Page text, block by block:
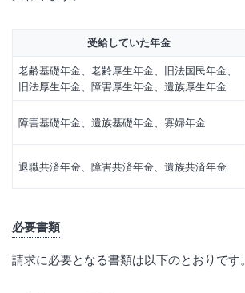
受給していた年金
老齢基礎年金、老齢厚生年金、旧法国民年金、
旧法厚生年金、障害厚生年金、遺族厚生年金
障害基礎年金、遺族基礎年金、寡婦年金
退職共済年金、障害共済年金、遺族共済年金
必要書類
請求に必要となる書類は以下のとおりです。